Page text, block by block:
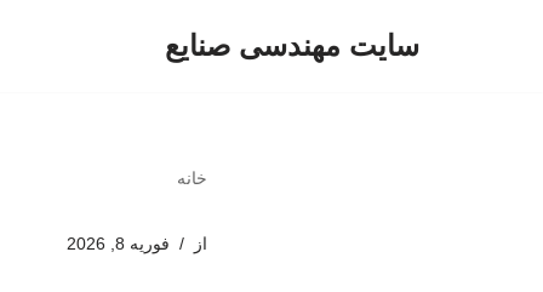
سایت مهندسی صنایع
خانه
از فوریه 8, 2026